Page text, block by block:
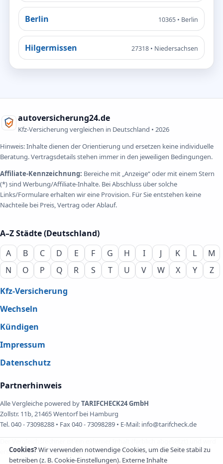
Berlin 10365 • Berlin
Hilgermissen 27318 • Niedersachsen
autoversicherung24.de
Kfz-Versicherung vergleichen in Deutschland • 2026
Hinweis: Inhalte dienen der Orientierung und ersetzen keine individuelle
Beratung. Vertragsdetails stehen immer in den jeweiligen Bedingungen.
Affiliate-Kennzeichnung: Bereiche mit „Anzeige“ oder mit einem Stern
(*) sind Werbung/Affiliate-Inhalte. Bei Abschluss über solche
Links/Formulare erhalten wir eine Provision. Für Sie entstehen keine
Nachteile bei Preis, Vertrag oder Ablauf.
A–Z Städte (Deutschland)
A
B C D E F G H I J K L
M
N
O P Q R S T U V W X Y
Z
Kfz-Versicherung
Wechseln
Kündigen
Impressum
Datenschutz
Partnerhinweis
Alle Vergleiche powered byTARIFCHECK24 GmbH
Zollstr. 11b, 21465 Wentorf bei Hamburg
Tel. 040 - 73098288 • Fax 040 - 73098289 • E-Mail: info@tarifcheck.de
erst nach Zustimmung geladen.
Cookies?Wir verwenden notwendige Cookies, um die Seite stabil zu
betreiben (z. B. Cookie-Einstellungen). Externe Inhalte